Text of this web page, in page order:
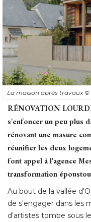
La maison après travaux©
RÉNOVATION
s'enfoncer un peu plus
rénovant une masure
réunifier les deux
font appel à l'agence
transformation
Au bout de la vallée
de s'engager dans les
d'artistes tombe sous